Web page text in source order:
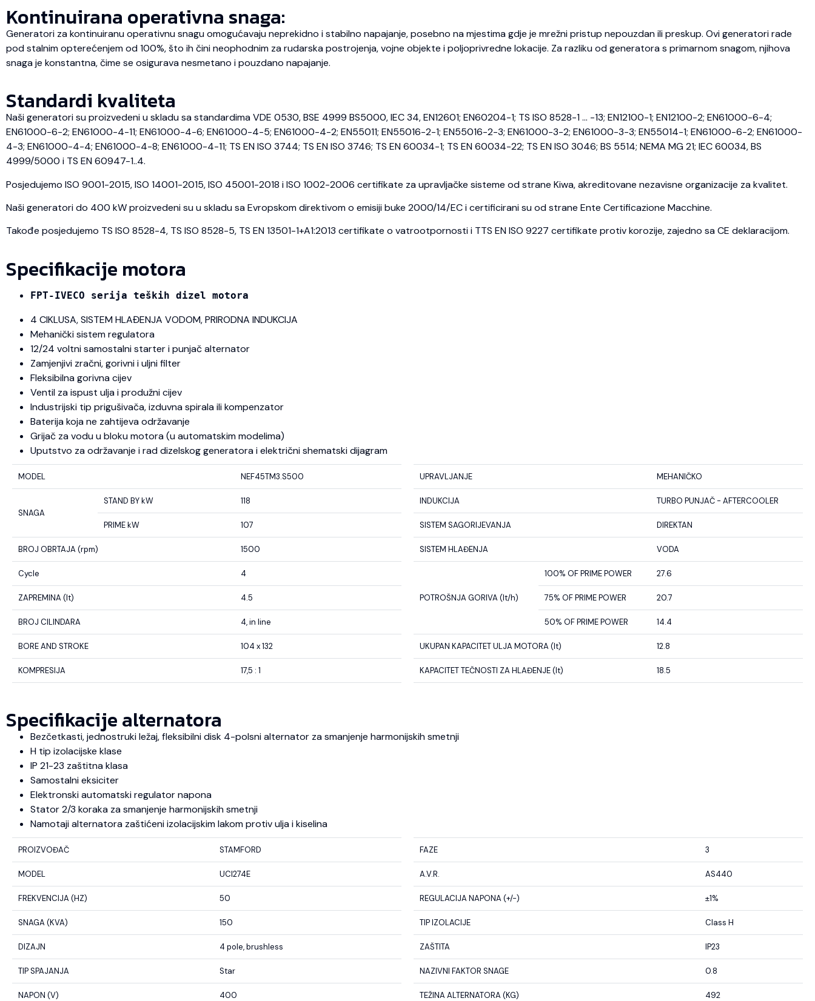
Kontinuirana operativna snaga:
Generatori za kontinuiranu operativnu snagu omogućavaju neprekidno i stabilno napajanje, posebno na mjestima gdje je mrežni pristup nepouzdan ili preskup. Ovi generatori rade
pod stalnim opterećenjem od 100%, što ih čini neophodnim za rudarska postrojenja, vojne objekte i poljoprivredne lokacije. Za razliku od generatora s primarnom snagom, njihova
snaga je konstantna, čime se osigurava nesmetano i pouzdano napajanje.
Standardi kvaliteta
Naši generatori su proizvedeni u skladu sa standardima VDE 0530, BSE 4999 BS5000, IEC 34, EN12601; EN60204-1; TS ISO 8528-1 … -13; EN12100-1; EN12100-2; EN61000-6-4;
EN61000-6-2; EN61000-4-11; EN61000-4-6; EN61000-4-5; EN61000-4-2; EN55011; EN55016-2-1; EN55016-2-3; EN61000-3-2; EN61000-3-3; EN55014-1; EN61000-6-2; EN61000-
4-3; EN61000-4-4; EN61000-4-8; EN61000-4-11; TS EN ISO 3744; TS EN ISO 3746; TS EN 60034-1; TS EN 60034-22; TS EN ISO 3046; BS 5514; NEMA MG 21; IEC 60034, BS
4999/5000 i TS EN 60947-1..4.
Posjedujemo ISO 9001-2015, ISO 14001-2015, ISO 45001-2018 i ISO 1002-2006 certifikate za upravljačke sisteme od strane Kiwa, akreditovane nezavisne organizacije za kvalitet.
Naši generatori do 400 kW proizvedeni su u skladu sa Evropskom direktivom o emisiji buke 2000/14/EC i certificirani su od strane Ente Certificazione Macchine.
Takođe posjedujemo TS ISO 8528-4, TS ISO 8528-5, TS EN 13501-1+A1:2013 certifikate o vatrootpornosti i TTS EN ISO 9227 certifikate protiv korozije, zajedno sa CE deklaracijom.
Specifikacije motora
FPT-IVECO serija teških dizel motora
4 CIKLUSA, SISTEM HLAĐENJA VODOM, PRIRODNA INDUKCIJA
Mehanički sistem regulatora
12/24 voltni samostalni starter i punjač alternator
Zamjenjivi zračni, gorivni i uljni filter
Fleksibilna gorivna cijev
Ventil za ispust ulja i produžni cijev
Industrijski tip prigušivača, izduvna spirala ili kompenzator
Baterija koja ne zahtijeva održavanje
Grijač za vodu u bloku motora (u automatskim modelima)
Uputstvo za održavanje i rad dizelskog generatora i električni shematski dijagram
MODEL NEF45TM3.S500
SNAGA
STAND BY kW 118
PRIME kW 107
BROJ OBRTAJA (rpm) 1500
Cycle 4
ZAPREMINA (lt) 4.5
BROJ CILINDARA 4, in line
BORE AND STROKE 104 x 132
KOMPRESIJA 17,5 : 1
UPRAVLJANJE MEHANIČKO
INDUKCIJA TURBO PUNJAČ - AFTERCOOLER
SISTEM SAGORIJEVANJA DIREKTAN
SISTEM HLAĐENJA VODA
POTROŠNJA GORIVA (lt/h)
100% OF PRIME POWER 27.6
75% OF PRIME POWER 20.7
50% OF PRIME POWER 14.4
UKUPAN KAPACITET ULJA MOTORA (lt) 12.8
KAPACITET TEČNOSTI ZA HLAĐENJE (lt) 18.5
Specifikacije alternatora
Bezčetkasti, jednostruki ležaj, fleksibilni disk 4-polsni alternator za smanjenje harmonijskih smetnji
H tip izolacijske klase
IP 21-23 zaštitna klasa
Samostalni eksiciter
Elektronski automatski regulator napona
Stator 2/3 koraka za smanjenje harmonijskih smetnji
Namotaji alternatora zaštićeni izolacijskim lakom protiv ulja i kiselina
PROIZVOĐAČ STAMFORD
MODEL UCI274E
FREKVENCIJA (HZ) 50
SNAGA (KVA) 150
DIZAJN 4 pole, brushless
TIP SPAJANJA Star
NAPON (V) 400
FAZE 3
A.V.R. AS440
REGULACIJA NAPONA (+/-) ±1%
TIP IZOLACIJE Class H
ZAŠTITA IP23
NAZIVNI FAKTOR SNAGE 0.8
TEŽINA ALTERNATORA (KG) 492